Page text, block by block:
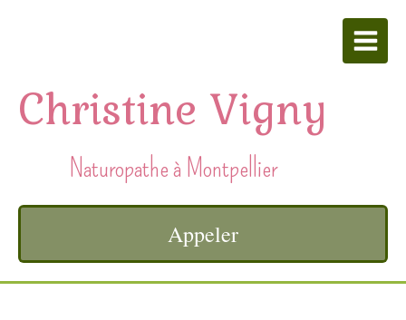
Christine Vigny
Naturopathe à Montpellier
Appeler